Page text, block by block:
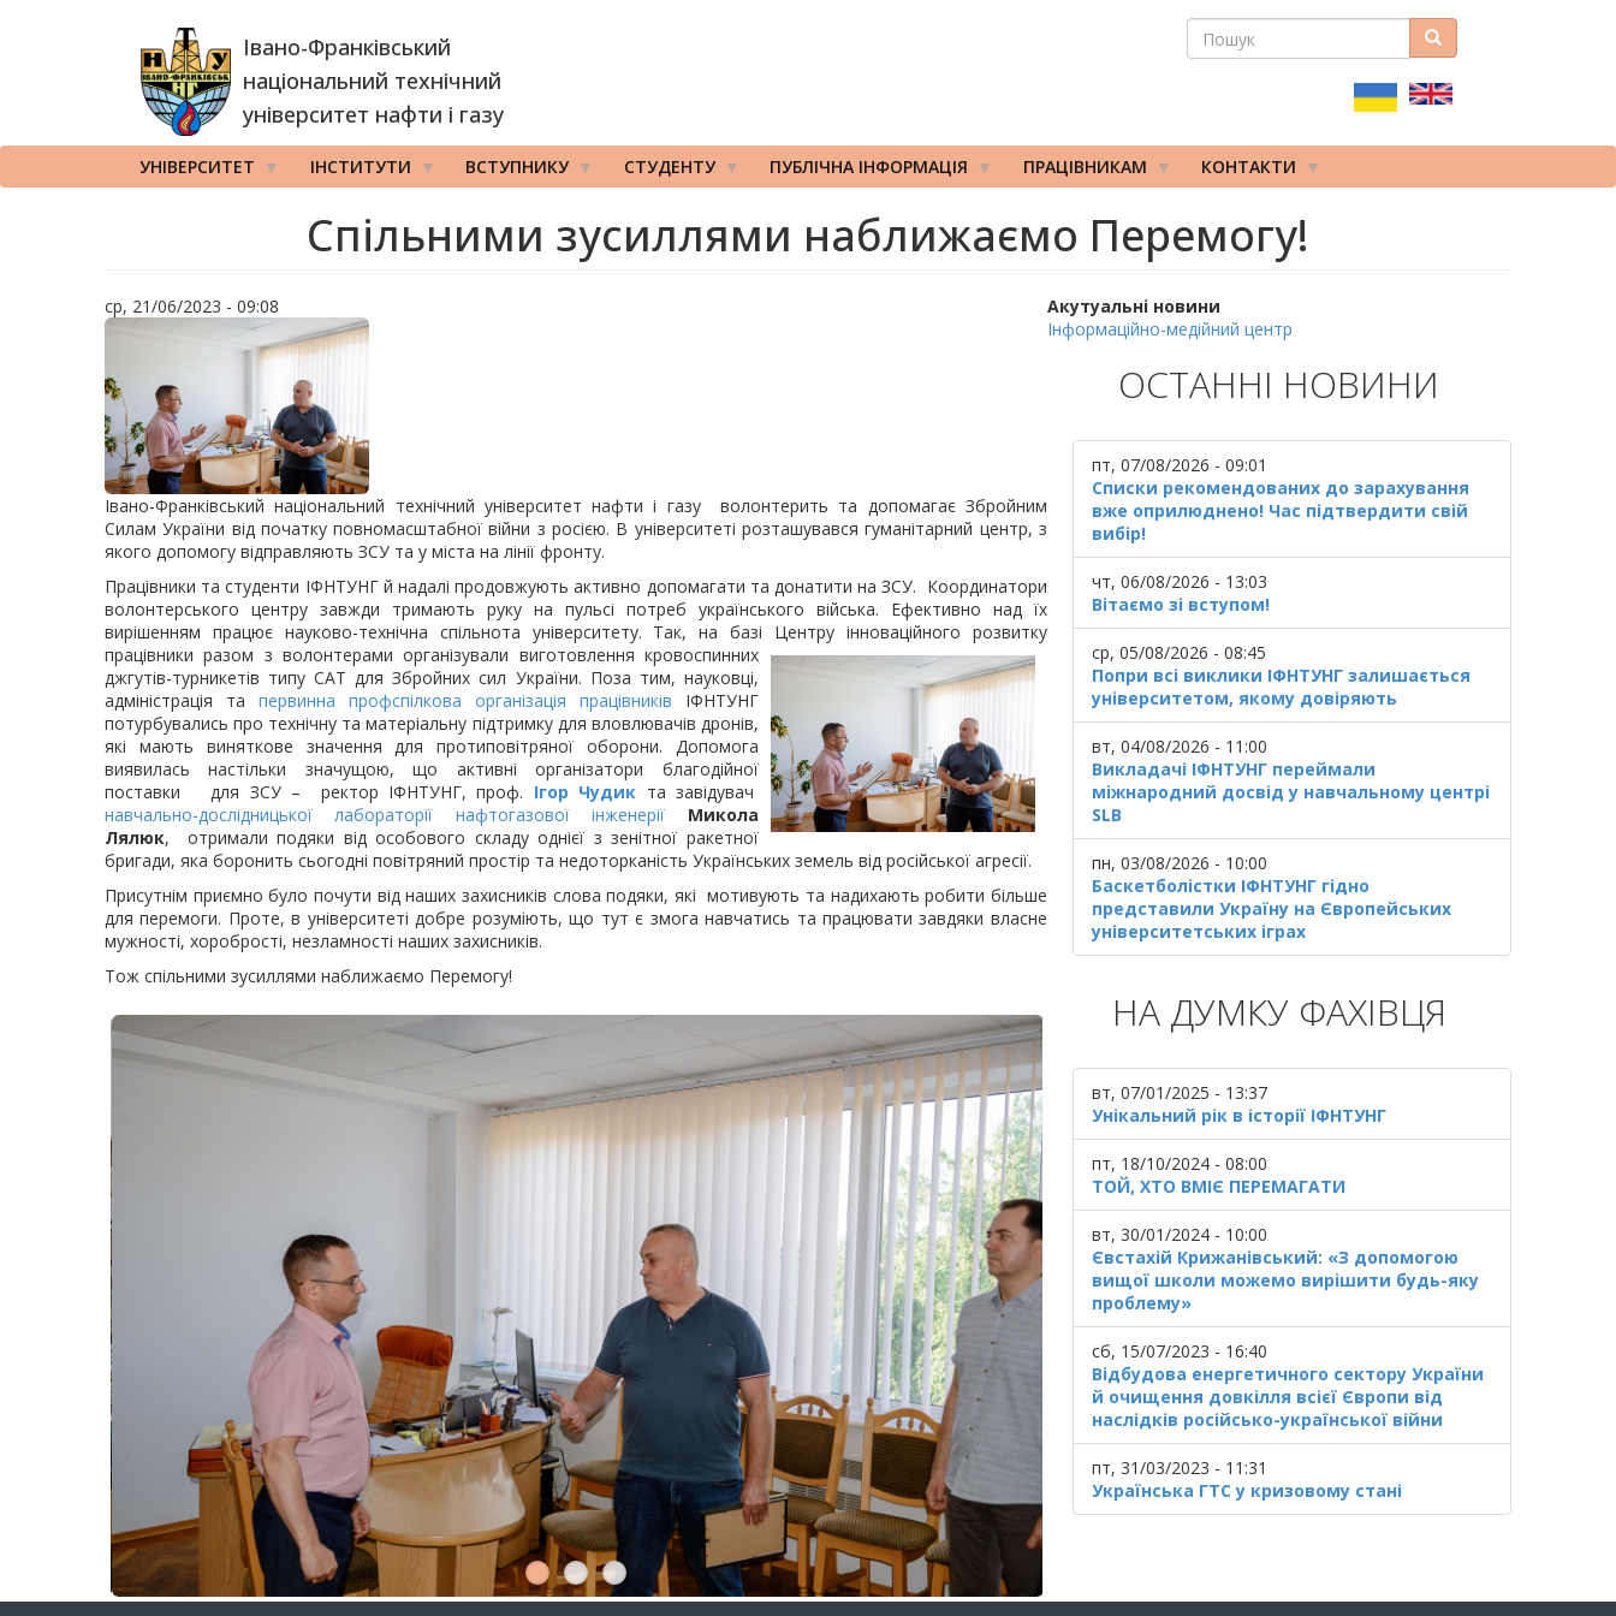
Івано-Франківський
національний технічний
університет нафти і газу
ПОШУКОВА
ПОШУК Пошук
УНІВЕРСИТЕТ ІНСТИТУТИ ВСТУПНИКУ СТУДЕНТУ ПУБЛІЧНА ІНФОРМАЦІЯ ПРАЦІВНИКАМ КОНТАКТИ
Спільними зусиллями наближаємо Перемогу!
ср, 21/06/2023 - 09:08
Івано-Франківський національний технічний університет нафти і газу волонтерить та допомагає Збройним
Силам України від початку повномасштабної війни з росією. В університеті розташувався гуманітарний центр, з
якого допомогу відправляють ЗСУ та у міста на лінії фронту.
Працівники та студенти ІФНТУНГ й надалі продовжують активно допомагати та донатити на ЗСУ. Координатори
волонтерського центру завжди тримають руку на пульсі потреб українського війська. Ефективно над їх
вирішенням працює науково-технічна спільнота університету. Так, на базі Центру інноваційного розвитку
працівники разом з волонтерами організували виготовлення кровоспинних
джгутів-турникетів типу CAT для Збройних сил України. Поза тим, науковці,
адміністрація та первинна профспілкова організація працівників ІФНТУНГ
потурбувались про технічну та матеріальну підтримку для вловлювачів дронів,
які мають виняткове значення для протиповітряної оборони. Допомога
виявилась настільки значущою, що активні організатори благодійної
поставки для ЗСУ – ректор ІФНТУНГ, проф. Ігор Чудик та завідувач
навчально-дослідницької лабораторії нафтогазової інженерії
Микола
Лялюк, отримали подяки від особового складу однієї з зенітної ракетної
бригади, яка боронить сьогодні повітряний простір та недоторканість Українських земель від російської агресії.
Присутнім приємно було почути від наших захисників слова подяки, які мотивують та надихають робити більше
для перемоги. Проте, в університеті добре розуміють, що тут є змога навчатись та працювати завдяки власне
мужності, хоробрості, незламності наших захисників.
Тож спільними зусиллями наближаємо Перемогу!
Акутуальні новини
Інформаційно-медійний центр
ОСТАННІ НОВИНИ
пт, 07/08/2026 - 09:01
Списки рекомендованих до зарахування
вже оприлюднено! Час підтвердити свій
вибір!
чт, 06/08/2026 - 13:03
Вітаємо зі вступом!
ср, 05/08/2026 - 08:45
Попри всі виклики ІФНТУНГ залишається
університетом, якому довіряють
вт, 04/08/2026 - 11:00
Викладачі ІФНТУНГ переймали
міжнародний досвід у навчальному центрі
SLB
пн, 03/08/2026 - 10:00
Баскетболістки ІФНТУНГ гідно
представили Україну на Європейських
університетських іграх
НА ДУМКУ ФАХІВЦЯ
вт, 07/01/2025 - 13:37
Унікальний рік в історії ІФНТУНГ
пт, 18/10/2024 - 08:00
ТОЙ, ХТО ВМІЄ ПЕРЕМАГАТИ
вт, 30/01/2024 - 10:00
Євстахій Крижанівський: «З допомогою
вищої школи можемо вирішити будь-яку
проблему»
сб, 15/07/2023 - 16:40
Відбудова енергетичного сектору України
й очищення довкілля всієї Європи від
наслідків російсько-української війни
пт, 31/03/2023 - 11:31
Українська ГТС у кризовому стані